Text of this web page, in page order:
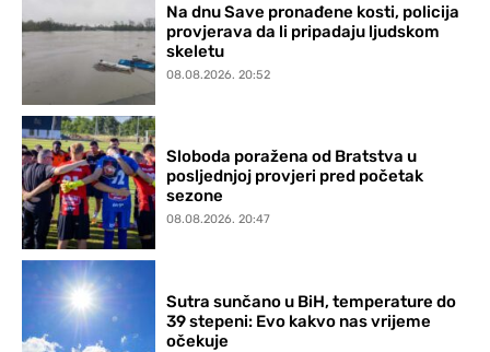
Na dnu Save pronađene kosti, policija
provjerava da li pripadaju ljudskom
skeletu
08.08.2026. 20:52
Sloboda poražena od Bratstva u
posljednjoj provjeri pred početak
sezone
08.08.2026. 20:47
Sutra sunčano u BiH, temperature do
39 stepeni: Evo kakvo nas vrijeme
očekuje